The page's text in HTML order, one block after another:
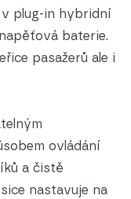
v plug-in hybridní
baterie.
pasažerů ale i
ovládání
a čistě
nastavuje na